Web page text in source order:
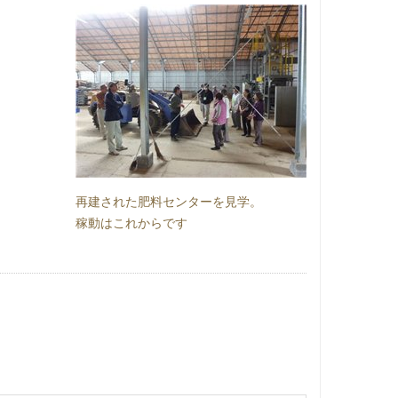
再建された肥料センターを見学。
稼動はこれからです